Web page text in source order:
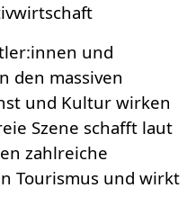
und
den massiven
und Kultur wirken
Szene schafft laut
zahlreiche
Tourismus und wirkt